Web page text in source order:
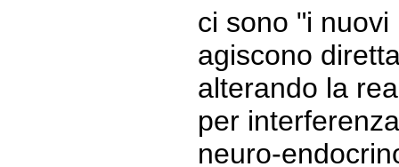
ci sono "i
agiscono
alterando la
per
neuro-